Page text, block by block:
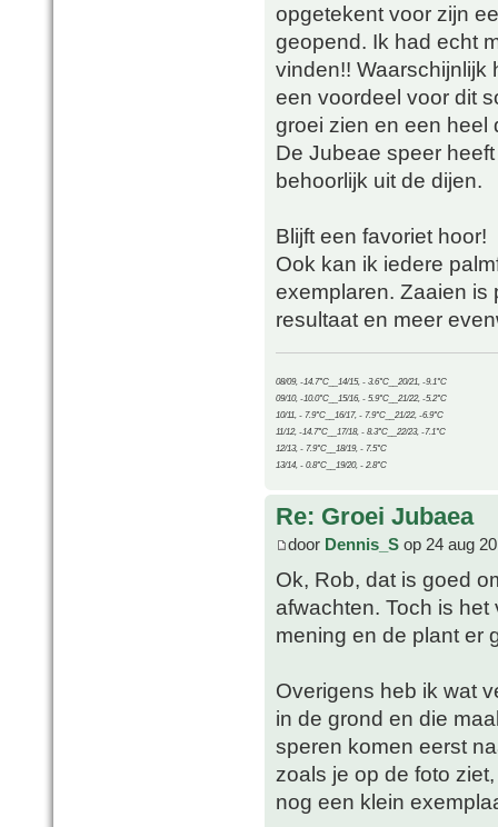
opgetekent voor zijn
geopend. Ik had echt
vinden!! Waarschijnlijk
een voordeel voor dit
groei zien en een heel
De Jubeae speer
behoorlijk uit de dijen.
Blijft een favoriet hoor!
Ook kan ik iedere
exemplaren. Zaaien is
resultaat en meer
08/09, -14.7°C__14/15, - 3.6°C__20/21, -9.1°C
09/10, -10.0°C__15/16, - 5.9°C__21/22, -5.2°C
10/11, - 7.9°C__16/17, - 7.9°C__21/22, -6.9°C
11/12, -14.7°C__17/18, - 8.3°C__22/23, -7.1°C
12/13, - 7.9°C__18/19, - 7.5°C
13/14, - 0.8°C__19/20, - 2.8°C
Re: Groei Jubaea
door Dennis_S op 24 aug
Ok, Rob, dat is goed
afwachten. Toch is
mening en de plant er
Overigens heb ik wat
in de grond en die
speren komen eerst
zoals je op de foto
nog een klein